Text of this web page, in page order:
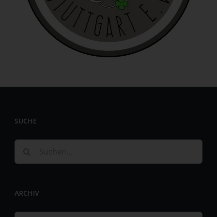
SUCHE
nach:
ARCHIV
identifizierbar wird eine natürliche Person angesehen, die
direkt oder indirekt, insbesondere mittels Zuordnung zu
einer Kennung wie einem Namen, zu einer Kennnummer,
zu Standortdaten, zu einer Online-Kennung oder zu
einem oder mehreren besonderen Merkmalen, die
Ausdruck der physischen, physiologischen, genetischen,
werden kann.
Betroffene Person ist jede identifizierte oder
personenbezogene Daten von dem für die Verarbeitung
Verfahren ausgeführte Vorgang oder jede solche